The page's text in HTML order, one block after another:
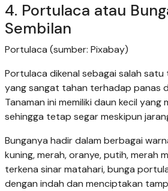
4. Portulaca atau
Sembilan
Portulaca (sumber: Pixabay)
Portulaca dikenal sebagai salah
yang sangat tahan terhadap panas
Tanaman ini memiliki daun kecil yang
sehingga tetap segar meskipun
Bunganya hadir dalam berbagai
kuning, merah, oranye, putih, merah
terkena sinar matahari, bunga
dengan indah dan menciptakan